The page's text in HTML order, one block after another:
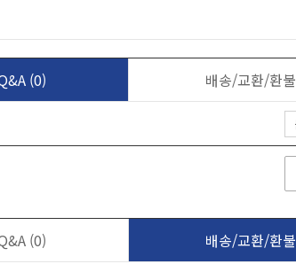
(0) 배송/교환/환불
(0) 배송/교환/환불